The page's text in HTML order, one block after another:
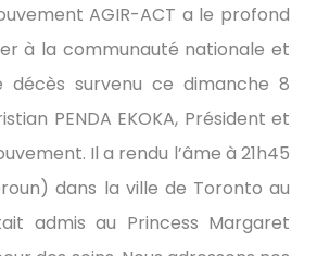
AGIR-ACT a le profond
à la communauté nationale et
décès survenu ce dimanche 8
PENDA EKOKA, Président et
Il a rendu l’âme à 21h45
dans la ville de Toronto au
admis au Princess Margaret